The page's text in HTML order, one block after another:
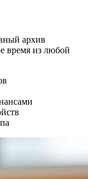
архив
время из любой